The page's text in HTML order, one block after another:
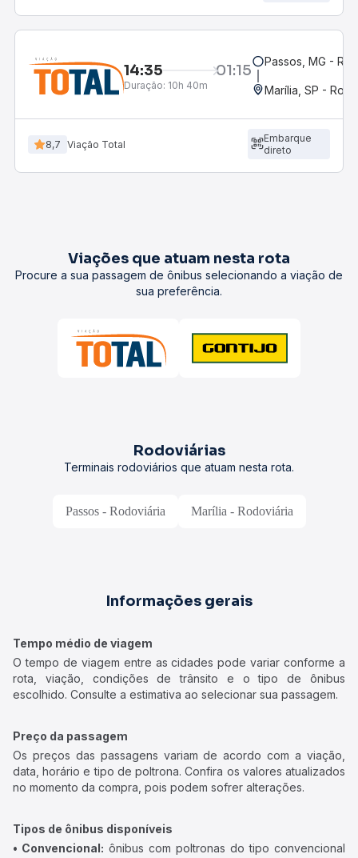
14:35 01:15
Duração: 10h 40m
Passos, MG -
Marília, SP -
8,7 Viação Total
Embarque
direto
Viações que atuam nesta rota
Procure a sua passagem de ônibus selecionando a viação de
sua preferência.
Rodoviárias
Terminais rodoviários que atuam nesta rota.
Passos - Rodoviária Marília - Rodoviária
Informações gerais
Tempo médio de viagem
O tempo de viagem entre as cidades pode variar conforme a
rota, viação, condições de trânsito e o tipo de ônibus
escolhido. Consulte a estimativa ao selecionar sua passagem.
Preço da passagem
Os preços das passagens variam de acordo com a viação,
data, horário e tipo de poltrona. Confira os valores atualizados
no momento da compra, pois podem sofrer alterações.
Tipos de ônibus disponíveis
• Convencional: ônibus com poltronas do tipo convencional